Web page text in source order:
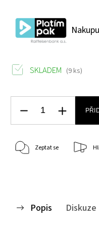
SKLADEM (9 ks)
Zeptat se
Popis Diskuze